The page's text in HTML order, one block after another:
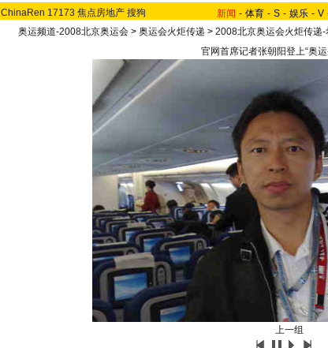
ChinaRen 17173 焦点房地产 搜狗 新闻 - 体育 - S - 娱乐 - V
奥运频道-2008北京奥运会 > 奥运会火炬传递 > 2008北京奥运会火炬传递-
官网首席记者张朝阳登上“奥
上一组